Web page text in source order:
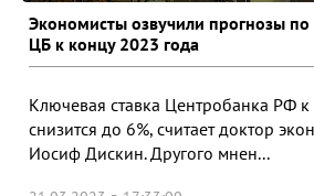
Экономисты озвучили прогнозы по
ЦБ к концу 2023 года
Ключевая ставка Центробанка РФ к
снизится до 6%, считает доктор
Иосиф Дискин. Другого мнен...